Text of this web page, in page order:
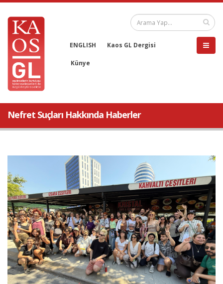
ENGLISH Kaos GL Dergisi
Künye
Nefret Suçları Hakkında Haberler